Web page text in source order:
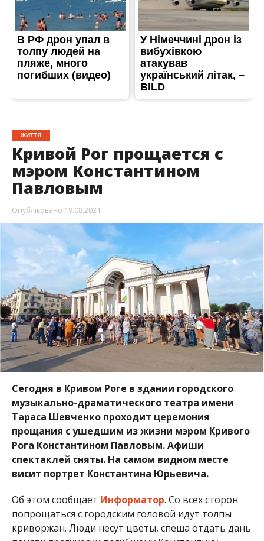
ЖИТТЯ
Кривой Рог прощается с
мэром Константином
Павловым
Опубліковано 19.08.2021
Сегодня в Кривом Роге в здании городского
музыкально-драматического театра имени
Тараса Шевченко проходит церемония
прощания с ушедшим из жизни мэром Кривого
Рога Константином Павловым. Афиши
спектаклей сняты. На самом видном месте
висит портрет Константина Юрьевича.
Об этом сообщает Информатор. Со всех сторон
попрощаться с городским головой идут толпы
криворжан. Люди несут цветы, спеша отдать дань